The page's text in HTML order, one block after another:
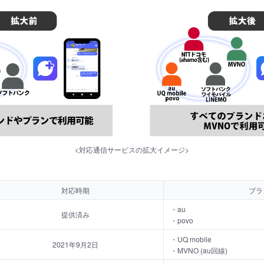
<対応通信サービスの拡大イメージ>
対応時期 ブ
提供済み
・au
・povo
2021年9月2日
・UQ mobile
・MVNO (au回線)